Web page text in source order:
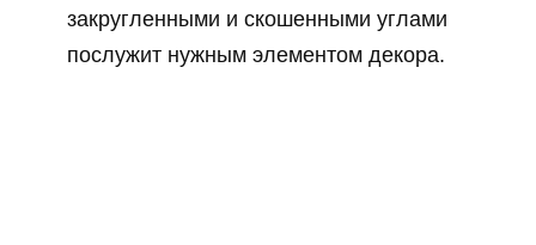
закругленными и скошенными углами
послужит нужным элементом декора.